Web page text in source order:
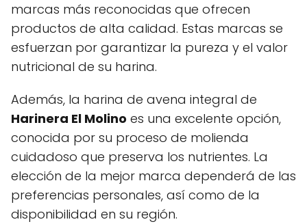
marcas más reconocidas que ofrecen
productos de alta calidad. Estas marcas se
esfuerzan por garantizar la pureza y el valor
nutricional de su harina.
Además, la harina de avena integral de
Harinera El Molino es una excelente opción,
conocida por su proceso de molienda
cuidadoso que preserva los nutrientes. La
elección de la mejor marca dependerá de las
preferencias personales, así como de la
disponibilidad en su región.